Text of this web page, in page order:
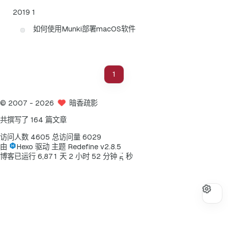
2019 1
如何使用Munki部署macOS软件
1
© 2007 - 2026 暗香疏影
共撰写了 164 篇文章
访问人数 4605 总访问量 6029
由
Hexo 驱动 主题 Redefine v2.8.5
博客已运行 6,871 天 2 小时 52 分钟
4
5 秒